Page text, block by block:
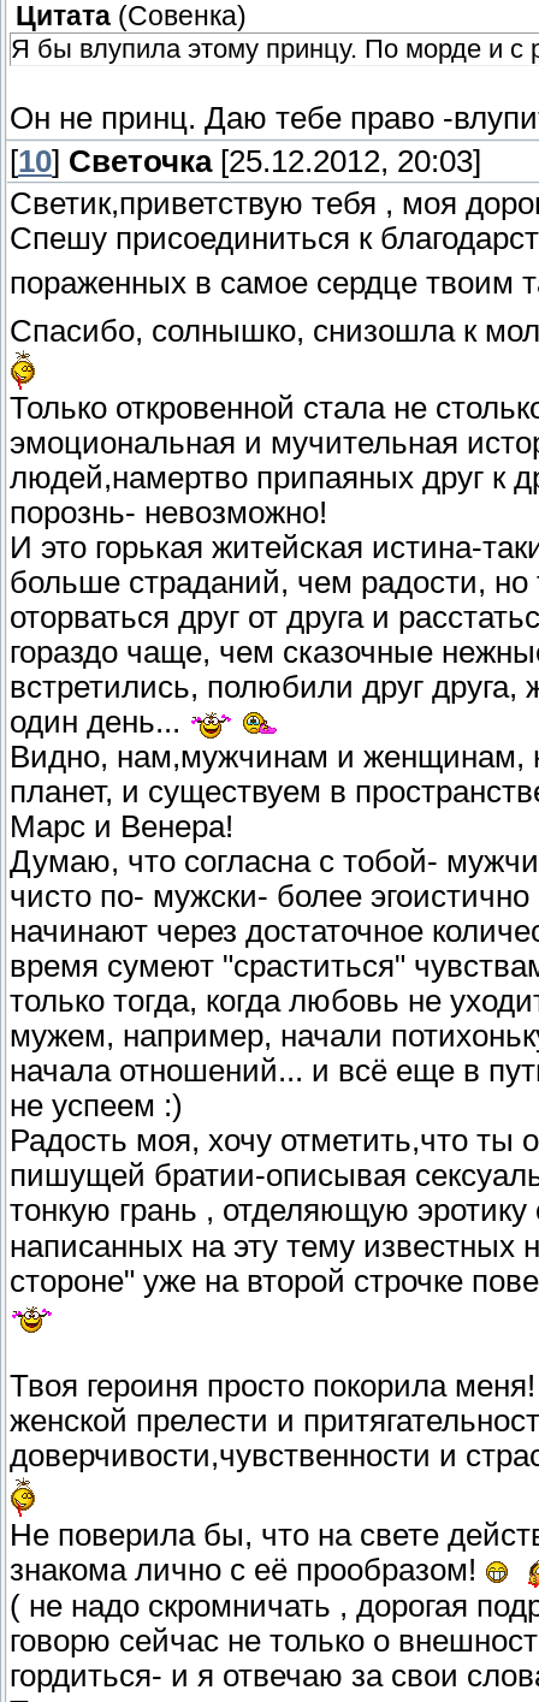
Цитата (Совенка)
Я бы влупила этому принцу. По морде и с
Он не принц. Даю тебе право -
[10] Светочка[25.12.2012, 20:03]
Светик,приветствую тебя , моя
Спешу присоединиться к
пораженных в самое сердце твоим
Спасибо, солнышко, снизошла к
Только откровенной стала не
эмоциональная и мучительная
людей,намертво припаяных друг к
порознь- невозможно!
И это горькая житейская истина-
больше страданий, чем радости, но
оторваться друг от друга и
гораздо чаще, чем сказочные
встретились, полюбили друг
один день...
Видно, нам,мужчинам и женщинам,
планет, и существуем в
Марс и Венера!
Думаю, что согласна с тобой-
чисто по- мужски- более
начинают через достаточное
время сумеют "сраститься"
только тогда, когда любовь не
мужем, например, начали
начала отношений... и всё еще в
не успеем :)
Радость моя, хочу отметить,что ты
пишущей братии-описывая
тонкую грань , отделяющую
написанных на эту тему
стороне" уже на второй строчке
Твоя героиня просто покорила
женской прелести и
доверчивости,чувственности и
Не поверила бы, что на свете
знакома лично с её прообразом!
( не надо скромничать , дорогая
говорю сейчас не только о
гордиться- и я отвечаю за свои